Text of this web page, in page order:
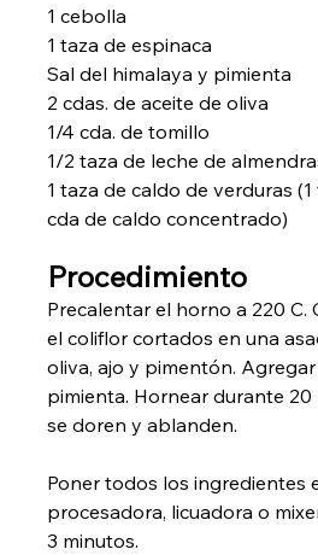
1 cebolla
1 taza de espinaca
Sal del himalaya y pimienta
2 cdas. de aceite de oliva
1/4 cda. de tomillo
1/2 taza de leche de
1 taza de caldo de verduras (1
cda de caldo concentrado)
Procedimiento
Precalentar el horno a 220 C.
el coliflor cortados en una
oliva, ajo y pimentón.
pimienta. Hornear durante
se doren y ablanden.
Poner todos los ingredientes
procesadora, licuadora o
3 minutos.